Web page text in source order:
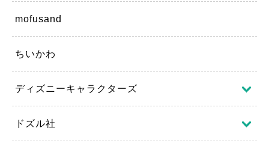
mofusand
ちいかわ
ディズニーキャラクターズ
ドズル社